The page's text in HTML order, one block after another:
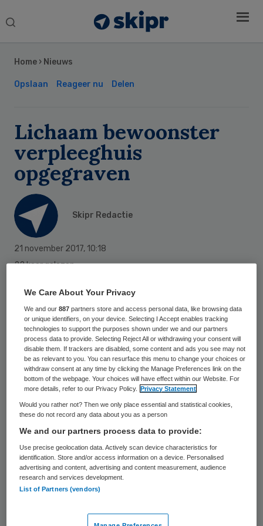
Search
Home › Nieuws
Opslaan Reageer nu Delen
Lichaam bewoonster
verpleeghuis
opgegraven
Skipr Redactie
21 november 2017, 10:18
22 keer gelezen
Het Openbaar Ministerie (OM) heeft het
stoffelijk overschot van de vrouw die
mogelijk is vermoord door een verzorgende
in het verpleeghuis in Puttershoek, laten
opgraven. Het lichaam is overgebracht naar
het Nederlands Forensisch Instituut (NFI)
dat verder onderzoek doet naar de
doodsoorzaak.
De opgraving was maandag, bevestigde
een woordvoerster van het OM een bericht
van RTV Rijnmond. Toen kwam het nieuws
jarige Rotterdammer die in verscheidene
Sidebar
We Care About Your Privacy
We and our887 partners store and access personal data, like browsing data
or unique identifiers, on your device. Selecting I Accept enables tracking
technologies to support the purposes shown under we and our partners
process data to provide. Selecting Reject All or withdrawing your consent will
disable them. If trackers are disabled, some content and ads you see may not
be as relevant to you. You can resurface this menu to change your choices or
withdraw consent at any time by clicking the Manage Preferences link on the
bottom of the webpage. Your choices will have effect within our Website. For
more details, refer to our Privacy Policy.
Privacy Statement
Would you rather not? Then we only place essential and statistical cookies,
these do not record any data about you as a person
We and our partners process data to provide:
Use precise geolocation data. Actively scan device characteristics for
identification. Store and/or access information on a device. Personalised
advertising and content, advertising and content measurement, audience
research and services development.
List of Partners (vendors)